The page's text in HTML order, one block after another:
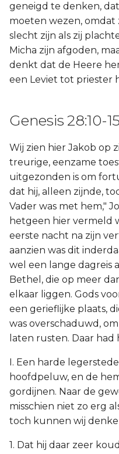
geneigd te denken,
moeten wezen, omdat
slecht zijn als zij
Micha zijn afgoden,
denkt dat de Heere
een Leviet tot priester
Genesis 28:10-15
Wij zien hier Jakob op
treurige, eenzame
uitgezonden is om
dat hij, alleen zijnde,
Vader was met hem,"
hetgeen hier vermeld
eerste nacht na zijn
aanzien was dit
wel een lange dagreis
Bethel, die op meer
elkaar liggen. Gods
een gerieflijke plaats,
was overschaduwd,
laten rusten. Daar had
I. Een harde
hoofdpeluw, en de
gordijnen. Naar de
misschien niet zo erg
toch kunnen wij
1. Dat hij daar zeer